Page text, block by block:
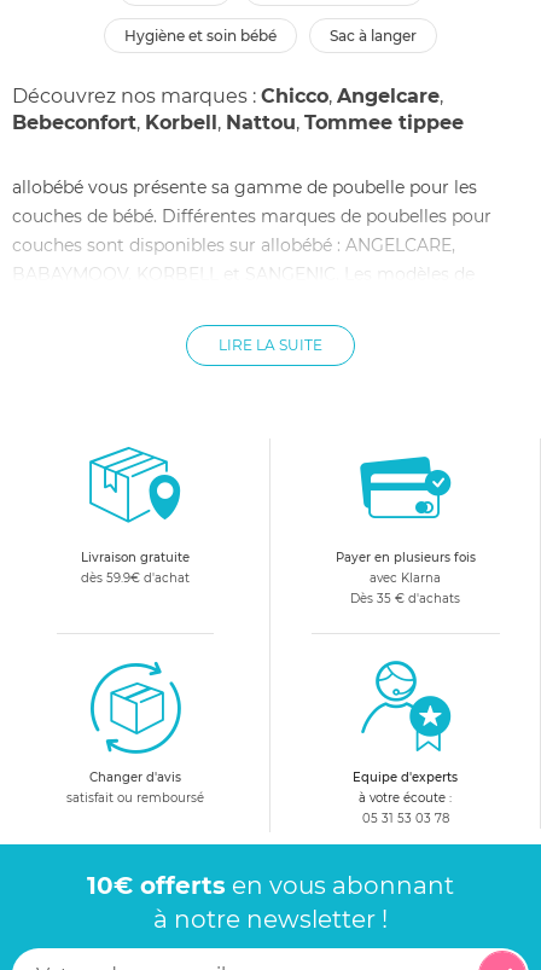
hygiène et soin bébé sac à langer
Découvrez nos marques : Chicco, Angelcare,
Bebeconfort, Korbell , Nattou, Tommee tippee
allobébé vous présente sa gamme de poubelle pour les
couches de bébé. Différentes marques de poubelles pour
couches sont disponibles sur allobébé : ANGELCARE,
BABAYMOOV, KORBELL et SANGENIC. Les modèles de
d'une seule main et anéantissent les odeurs désagréables.
Vous trouverez également des distributeurs de sacs pour
couche est l'accessoire indispensable pour un change de
bébé astucieux et propre. allobébé a pensé à tout afin de
faire du change de bébé un instant de douceur et de sécurité
LIRE LA SUITE
Livraison gratuite
dès 59.9€ d'achat
Payer en plusieurs fois
avec Klarna
Dès 35 € d'achats
Changer d'avis
satisfait ou remboursé
Equipe d'experts
à votre écoute :
05 31 53 03 78
10€ offerts en vous abonnant
à notre newsletter !